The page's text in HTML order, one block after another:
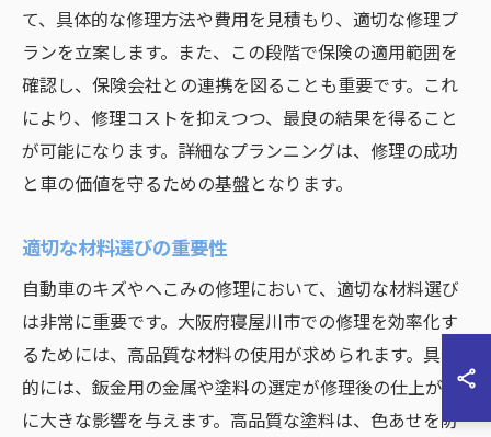
て、具体的な修理方法や費用を見積もり、適切な修理プ
ランを立案します。また、この段階で保険の適用範囲を
確認し、保険会社との連携を図ることも重要です。これ
により、修理コストを抑えつつ、最良の結果を得ること
が可能になります。詳細なプランニングは、修理の成功
と車の価値を守るための基盤となります。
適切な材料選びの重要性
自動車のキズやへこみの修理において、適切な材料選び
は非常に重要です。大阪府寝屋川市での修理を効率化す
るためには、高品質な材料の使用が求められます。具体
的には、鈑金用の金属や塗料の選定が修理後の仕上がり
に大きな影響を与えます。高品質な塗料は、色あせを防